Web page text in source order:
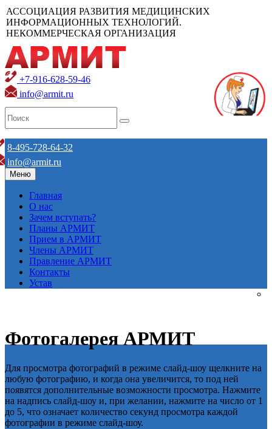
АССОЦИАЦИЯ РАЗВИТИЯ МЕДИЦИНСКИХ
ИНФОРМАЦИОННЫХ ТЕХНОЛОГИЙ.
НЕКОММЕРЧЕСКАЯ ОРГАНИЗАЦИЯ
+7-916-628-59-46
info@armit.ru
8-495-728-64-32
info@armit.ru
Меню
Главная
О нас
Зачем вступать?
Планы АРМИТ
Прием в АРМИТ
Члены АРМИТ
Правление АРМИТ
Контакты
Устав
Фотогалерея АРМИТ
Для просмотра фотографий в режиме слайд-шоу щелкните на
любую фотографию, и когда она увеличится, то под ней
появятся дополнительные возможности просмотра. Нажмите
на надпись слайд-шоу и, при желании, нажмите на число от 1
до 5, что означает количество секунд просмотра каждой
фотографии в режиме слайд-шоу.